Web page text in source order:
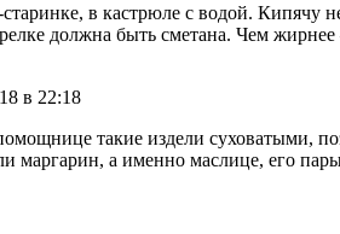
в кастрюле с водой. Кипячу
должна быть сметана. Чем
в 22:18
такие издели суховатыми,
маргарин, а именно маслице, его